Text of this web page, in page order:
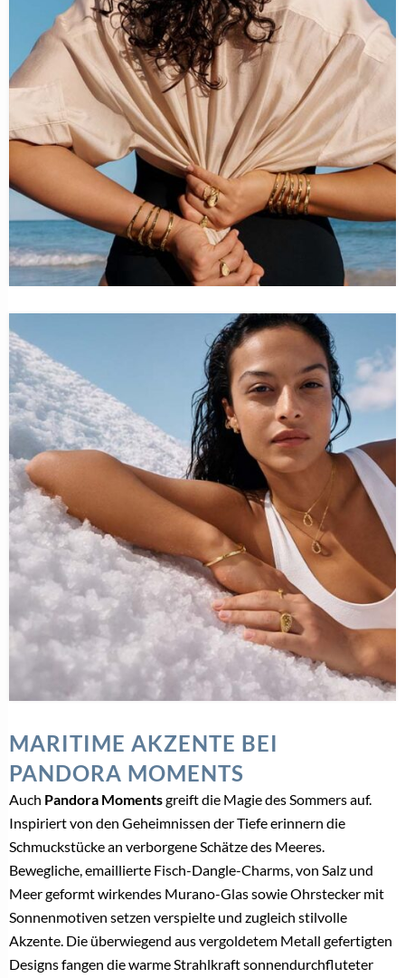
MARITIME AKZENTE BEI
PANDORA MOMENTS
Auch Pandora Momentsgreift die Magie des Sommers auf.
Inspiriert von den Geheimnissen der Tiefe erinnern die
Schmuckstücke an verborgene Schätze des Meeres.
Bewegliche, emaillierte Fisch-Dangle-Charms, von Salz und
Meer geformt wirkendes Murano-Glas sowie Ohrstecker mit
Sonnenmotiven setzen verspielte und zugleich stilvolle
Akzente. Die überwiegend aus vergoldetem Metall gefertigten
Designs fangen die warme Strahlkraft sonnendurchfluteter